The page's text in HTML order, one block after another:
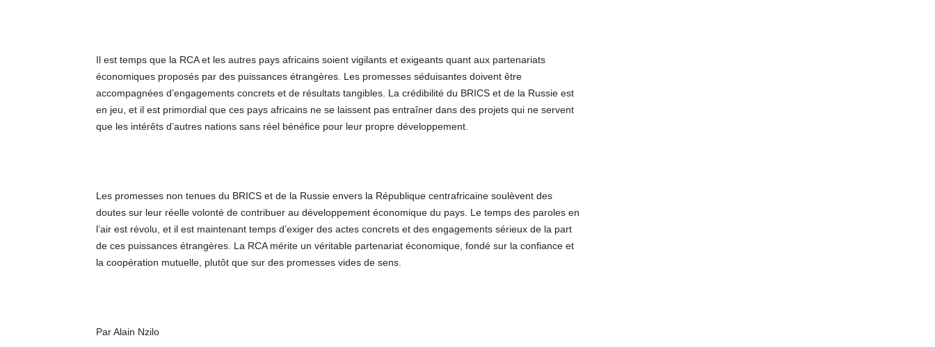
Il est temps que la RCA et les autres pays africains soient vigilants et exigeants quant aux partenariats
économiques proposés par des puissances étrangères. Les promesses séduisantes doivent être
accompagnées d’engagements concrets et de résultats tangibles. La crédibilité du BRICS et de la Russie est
en jeu, et il est primordial que ces pays africains ne se laissent pas entraîner dans des projets qui ne servent
que les intérêts d’autres nations sans réel bénéfice pour leur propre développement.
Les promesses non tenues du BRICS et de la Russie envers la République centrafricaine soulèvent des
doutes sur leur réelle volonté de contribuer au développement économique du pays. Le temps des paroles en
l’air est révolu, et il est maintenant temps d’exiger des actes concrets et des engagements sérieux de la part
de ces puissances étrangères. La RCA mérite un véritable partenariat économique, fondé sur la confiance et
la coopération mutuelle, plutôt que sur des promesses vides de sens.
Par Alain Nzilo